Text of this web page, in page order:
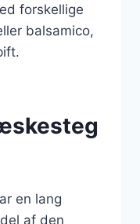
forskellige
balsamico,
en lang
af den